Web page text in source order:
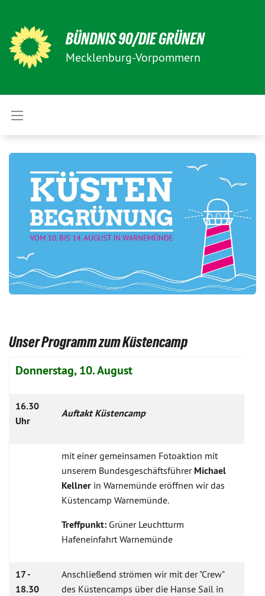
BÜNDNIS 90/DIE GRÜNEN
Mecklenburg-Vorpommern
Unser Programm zum Küstencamp
Donnerstag, 10. August
16.30
Uhr
Auftakt Küstencamp
mit einer gemeinsamen Fotoaktion mit
unserem Bundesgeschäftsführer Michael
Kellner in Warnemünde eröffnen wir das
Küstencamp Warnemünde.
Treffpunkt: Grüner Leuchtturm
Hafeneinfahrt Warnemünde
17 -
18.30
Anschließend strömen wir mit der "Crew"
des Küstencamps über die Hanse Sail in